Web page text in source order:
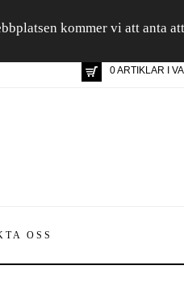
kommer vi att anta
0 ARTIKLAR I
OSS